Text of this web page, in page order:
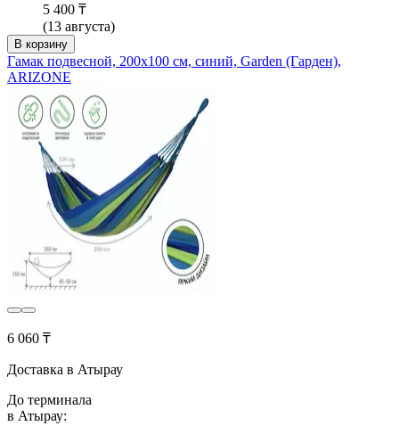
5 400 ₸
(13 августа)
В корзину
Гамак подвесной, 200х100 см, синий, Garden (Гарден),
ARIZONE
6 060 ₸
Доставка в Атырау
До терминала
в Атырау: